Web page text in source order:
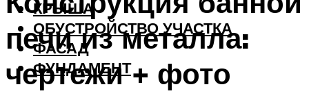
КРЫША
ОБУСТРОЙСТВО УЧАСТКА
ФАСАД
ФУНДАМЕНТ
печи из металла:
чертежи + фото